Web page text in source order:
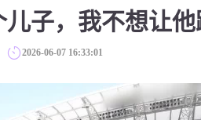
子，我不想让
2026-06-07 16:33:01